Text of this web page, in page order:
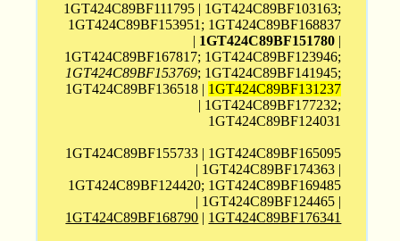
1GT424C89BF111795 | 1GT424C89BF103163;
1GT424C89BF153951; 1GT424C89BF168837
| 1GT424C89BF151780 |
1GT424C89BF167817; 1GT424C89BF123946;
1GT424C89BF153769; 1GT424C89BF141945;
1GT424C89BF136518 | 1GT424C89BF131237
| 1GT424C89BF177232;
1GT424C89BF124031
1GT424C89BF155733 | 1GT424C89BF165095
| 1GT424C89BF174363 |
1GT424C89BF124420; 1GT424C89BF169485
| 1GT424C89BF124465 |
1GT424C89BF168790 | 1GT424C89BF176341